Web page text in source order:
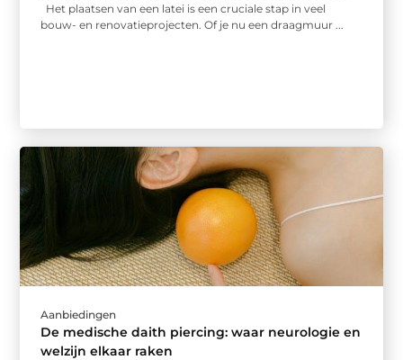
Het plaatsen van een latei is een cruciale stap in veel
bouw- en renovatieprojecten. Of je nu een draagmuur ...
Aanbiedingen
De medische daith piercing: waar neurologie en
welzijn elkaar raken